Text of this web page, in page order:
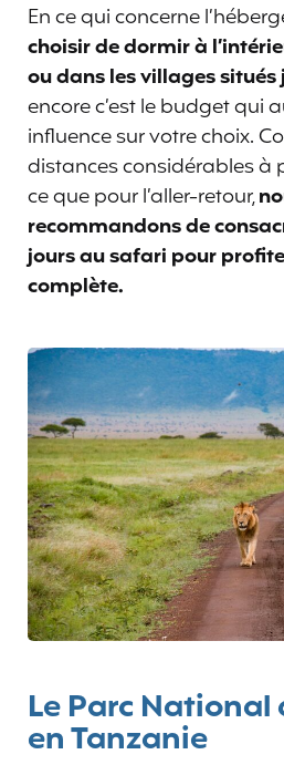
En ce qui concerne
choisir de dormir à
ou dans les villages situés
encore c’est le budget qui
influence sur votre choix.
distances considérables à
ce que pour l’aller-retour,
recommandons de
jours au safari pour
complète.
Le Parc
en Tanzanie